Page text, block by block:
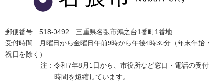
郵便番号：518-0492 三重県名張市鴻之台1番町1番地
受付時間：月曜日から金曜日午前9時から午後4時30分（年末年始・
祝日を除く）
注：令和7年8月1日から、市役所など窓口・電話の受付
時間を短縮しています。